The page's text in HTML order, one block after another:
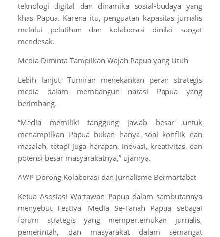
teknologi digital dan dinamika sosial-budaya yang
khas Papua. Karena itu, penguatan kapasitas jurnalis
melalui pelatihan dan kolaborasi dinilai sangat
mendesak.
Media Diminta Tampilkan Wajah Papua yang Utuh
Lebih lanjut, Tumiran menekankan peran strategis
media dalam membangun narasi Papua yang
berimbang.
“Media memiliki tanggung jawab besar untuk
menampilkan Papua bukan hanya soal konflik dan
masalah, tetapi juga harapan, inovasi, kreativitas, dan
potensi besar masyarakatnya,” ujarnya.
AWP Dorong Kolaborasi dan Jurnalisme Bermartabat
Ketua Asosiasi Wartawan Papua dalam sambutannya
menyebut Festival Media Se-Tanah Papua sebagai
forum strategis yang mempertemukan jurnalis,
pemerintah, dan masyarakat dalam semangat